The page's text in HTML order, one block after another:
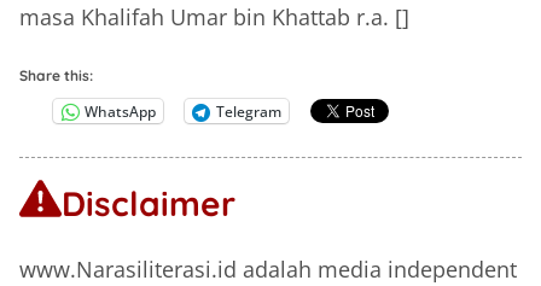
masa Khalifah Umar bin Khattab r.a. []
Share this:
WhatsApp Telegram
Disclaimer
www.Narasiliterasi.id adalah media independent